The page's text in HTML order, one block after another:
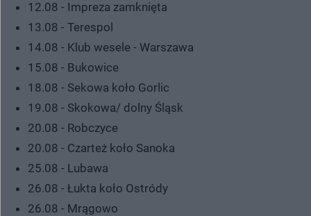
12.08 - Impreza zamknięta
13.08 - Terespol
14.08 - Klub wesele - Warszawa
15.08 - Bukowice
18.08 - Sekowa koło Gorlic
19.08 - Skokowa/ dolny Śląsk
20.08 - Robczyce
20.08 - Czarteż koło Sanoka
25.08 - Lubawa
26.08 - Łukta koło Ostródy
26.08 - Mrągowo